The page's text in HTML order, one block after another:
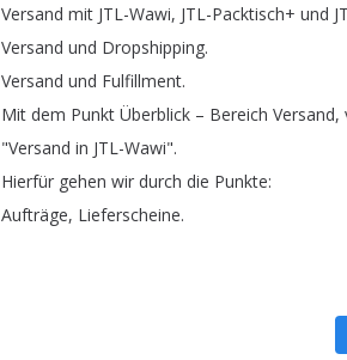
Versand mit JTL-Wawi, JTL-Packtisch+ und
Versand und Dropshipping.
Versand und Fulfillment.
Mit dem Punkt Überblick – Bereich Versand,
"Versand in JTL-Wawi".
Hierfür gehen wir durch die Punkte:
Aufträge, Lieferscheine.